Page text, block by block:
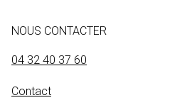
NOUS CONTACTER
04 32 40 37 60
Contact